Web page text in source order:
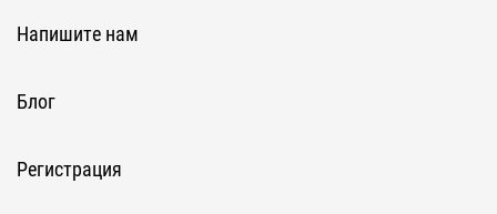
Напишите нам
Блог
Регистрация